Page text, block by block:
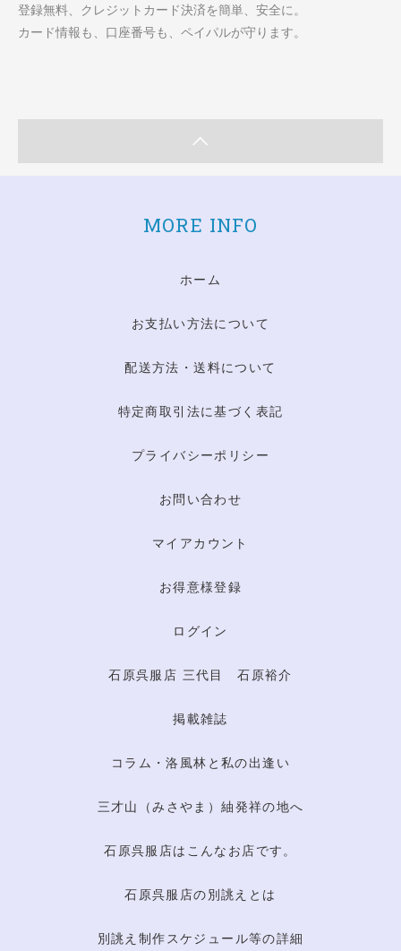
登録無料、クレジットカード決済を簡単、安全に。
カード情報も、口座番号も、ペイパルが守ります。
MORE INFO
ホーム
お支払い方法について
配送方法・送料について
特定商取引法に基づく表記
プライバシーポリシー
お問い合わせ
マイアカウント
お得意様登録
ログイン
石原呉服店 三代目 石原裕介
掲載雑誌
コラム・洛風林と私の出逢い
三才山（みさやま）紬発祥の地へ
石原呉服店はこんなお店です。
石原呉服店の別誂えとは
別誂え制作スケジュール等の詳細